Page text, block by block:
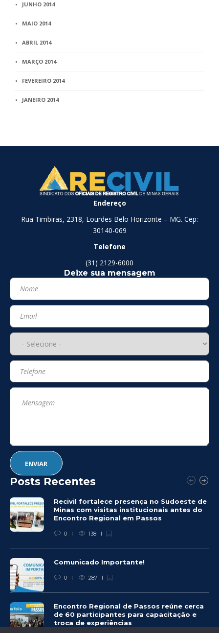
JUNHO 2014
MAIO 2014
ABRIL 2014
MARÇO 2014
FEVEREIRO 2014
JANEIRO 2014
Endereço
Rua Timbiras, 2318, Lourdes Belo Horizonte – MG. Cep:
30140-069
Telefone
(31) 2129-6000
Deixe sua mensagem
Posts Recentes
Recivil fortalece presença no Sudoeste de
Minas com visitas institucionais antes do
Encontro Regional em Passos
0 138
Comunicado Importante!
0 287
Encontro Regional de Passos reúne cerca
de 60 participantes para capacitação e
troca de experiências